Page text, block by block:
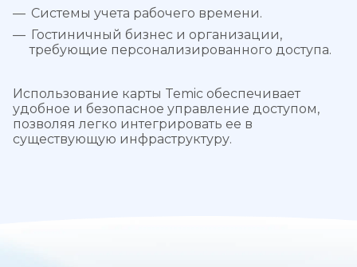
Системы учета рабочего времени.
Гостиничный бизнес и организации,
требующие персонализированного доступа.
Использование карты Temic обеспечивает
удобное и безопасное управление доступом,
позволяя легко интегрировать ее в
существующую инфраструктуру.